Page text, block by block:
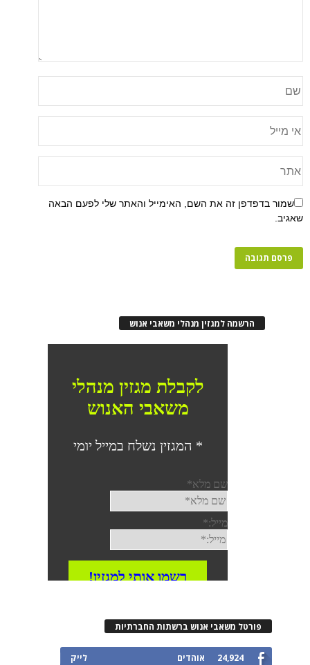
שמור בדפדפן זה את השם, האימייל והאתר שלי לפעם הבאה
שאגיב.
הרשמה למגזין מנהלי משאבי אנוש
פורטל משאבי אנוש ברשתות החברתיות
24,924 אוהדים לייק